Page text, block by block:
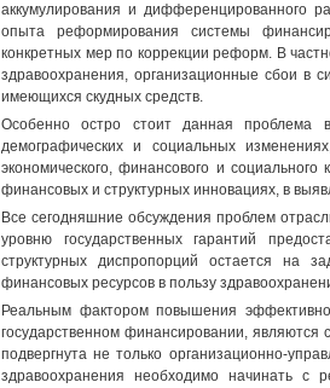
аккумулирования и дифференцированного
опыта реформирования системы
конкретных мер по коррекции реформ. В
здравоохранения, организационные сбои в
имеющихся скудных средств.
Особенно остро стоит данная проблема
демографических и социальных
экономического, финансового и
финансовых и структурных инновациях, в
Все сегодняшние обсуждения проблем
уровню государственных гарантий
структурных диспропорций остается на
финансовых ресурсов в пользу
Реальным фактором повышения
государственном финансировании,
подвергнута не только организационно-
здравоохранения необходимо начинать с